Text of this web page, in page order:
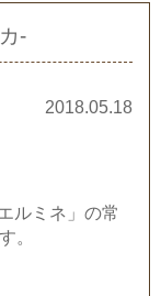
-
2018.05.18
ルミネ」の常
。